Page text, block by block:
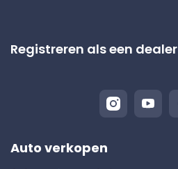
Registreren als een dealer
Auto verkopen